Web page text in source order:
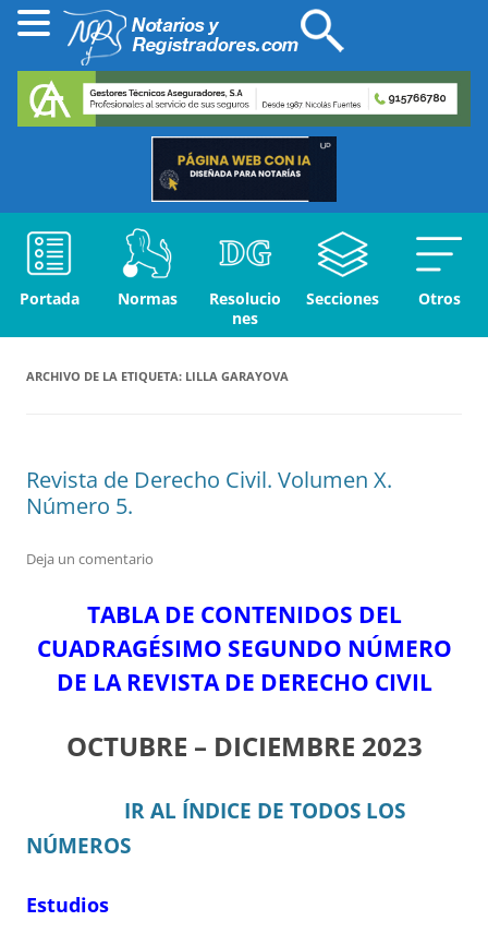
Portada Normas
Resolucio
nes
Secciones Otros
ARCHIVO DE LA ETIQUETA: LILLA GARAYOVA
Revista de Derecho Civil. Volumen X.
Número 5.
Deja un comentario
TABLA DE CONTENIDOS DEL
CUADRAGÉSIMO SEGUNDO NÚMERO
DE LA REVISTA DE DERECHO CIVIL
OCTUBRE – DICIEMBRE 2023
IR AL ÍNDICE DE TODOS LOS
NÚMEROS
Estudios